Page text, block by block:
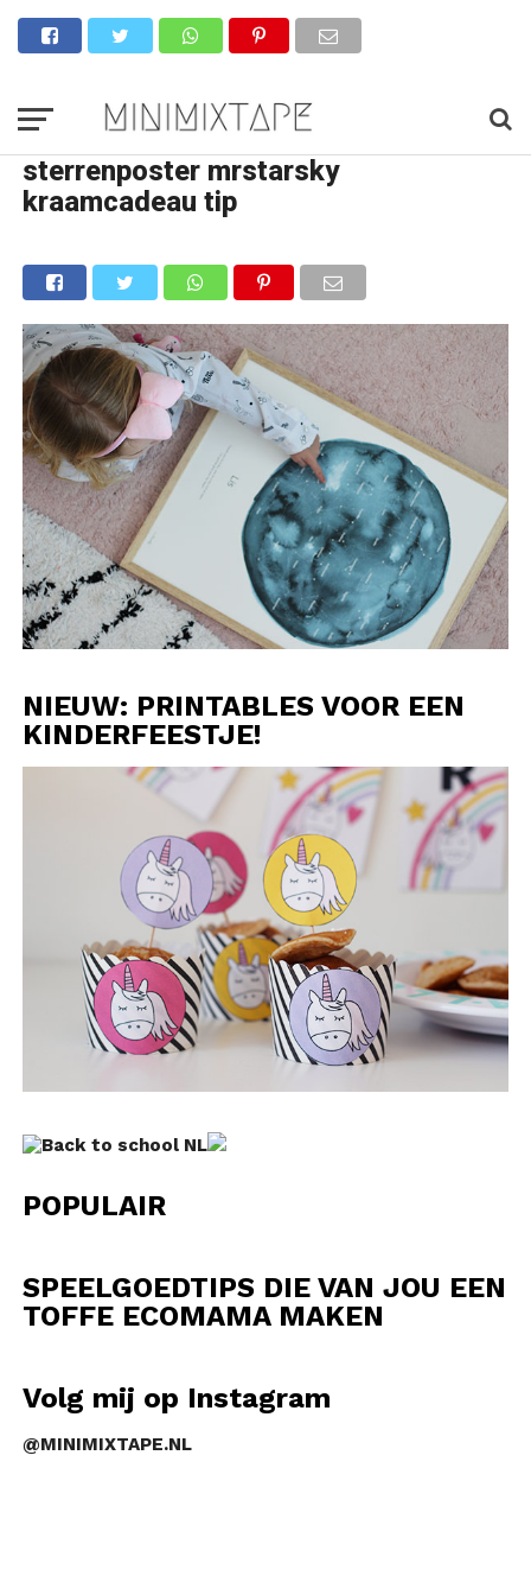
sterrenposter mrstarsky
kraamcadeau tip
NIEUW: PRINTABLES VOOR EEN
KINDERFEESTJE!
POPULAIR
SPEELGOEDTIPS DIE VAN JOU EEN
TOFFE ECOMAMA MAKEN
Volg mij op Instagram
@MINIMIXTAPE.NL